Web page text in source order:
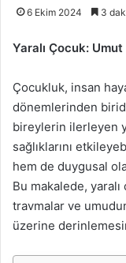
6 Ekim 2024 3
Yaralı Çocuk:
Çocukluk, insan
dönemlerinden
bireylerin ilerleyen
sağlıklarını
hem de duygusal
Bu makalede, yaralı
travmalar ve
üzerine